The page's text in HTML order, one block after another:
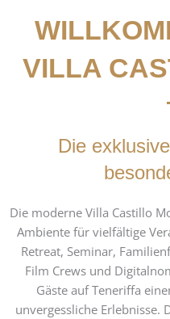
VILLA
Die
Die moderne Villa Castillo
Ambiente für vielfältige
Retreat, Seminar,
Film Crews und
Gäste auf Teneriffa
unvergessliche Erlebnisse.